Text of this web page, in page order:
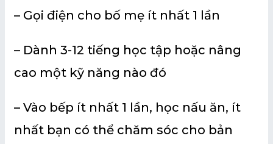
– Gọi điện cho bố mẹ ít nhất 1 lần
– Dành 3-12 tiếng học tập hoặc nâng
cao một kỹ năng nào đó
– Vào bếp ít nhất 1 lần, học nấu ăn, ít
nhất bạn có thể chăm sóc cho bản